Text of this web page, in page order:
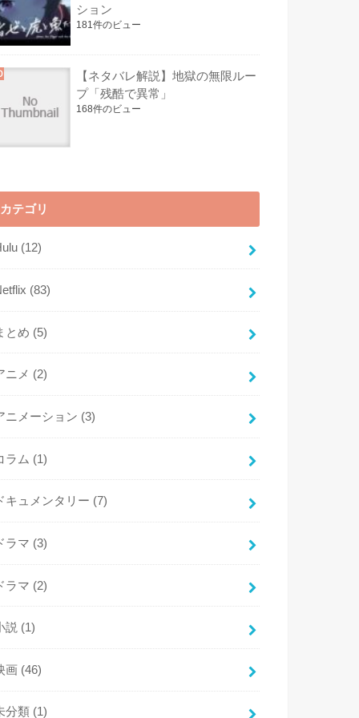
ション
181件のビュー
【ネタバレ解説】地獄の無限ルー
プ「残酷で異常」
168件のビュー
カテゴリ
(12)
(83)
とめ (5)
ニメ (2)
ニメーション (3)
ラム (1)
キュメンタリー (7)
ラマ (3)
ラマ (2)
説 (1)
画 (46)
分類 (1)